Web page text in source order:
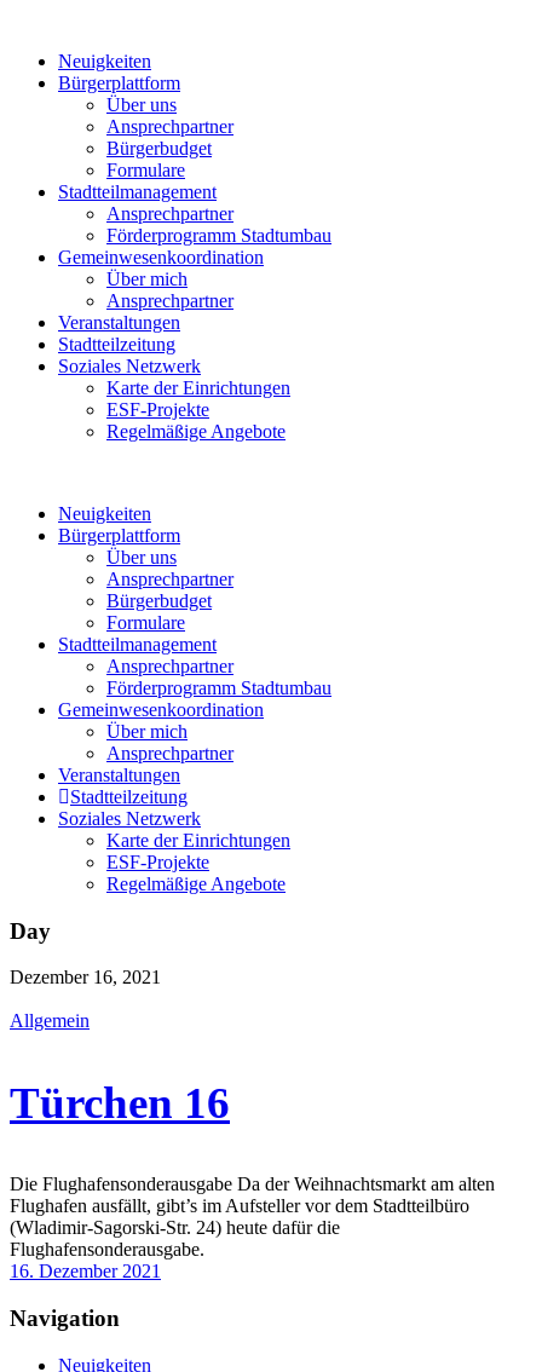
Neuigkeiten
Bürgerplattform
Über uns
Ansprechpartner
Bürgerbudget
Formulare
Stadtteilmanagement
Ansprechpartner
Förderprogramm Stadtumbau
Gemeinwesenkoordination
Über mich
Ansprechpartner
Veranstaltungen
Stadtteilzeitung
Soziales Netzwerk
Karte der Einrichtungen
ESF-Projekte
Regelmäßige Angebote
Neuigkeiten
Bürgerplattform
Über uns
Ansprechpartner
Bürgerbudget
Formulare
Stadtteilmanagement
Ansprechpartner
Förderprogramm Stadtumbau
Gemeinwesenkoordination
Über mich
Ansprechpartner
Veranstaltungen
Stadtteilzeitung
Soziales Netzwerk
Karte der Einrichtungen
ESF-Projekte
Regelmäßige Angebote
Day
Dezember 16, 2021
Allgemein
Türchen 16
Die Flughafensonderausgabe Da der Weihnachtsmarkt am alten
Flughafen ausfällt, gibt’s im Aufsteller vor dem Stadtteilbüro
(Wladimir-Sagorski-Str. 24) heute dafür die
Flughafensonderausgabe.
16. Dezember 2021
Navigation
Neuigkeiten